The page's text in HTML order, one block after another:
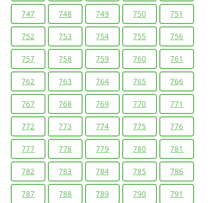
747 748 749 750 751
752 753 754 755 756
757 758 759 760 761
762 763 764 765 766
767 768 769 770 771
772 773 774 775 776
777 778 779 780 781
782 783 784 785 786
787 788 789 790 791